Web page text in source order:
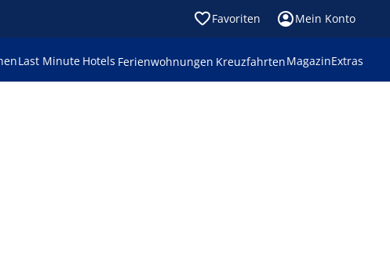
Favoriten Mein Konto
Last Minute Hotels Ferienwohnungen KreuzfahrtenMagazinExtras